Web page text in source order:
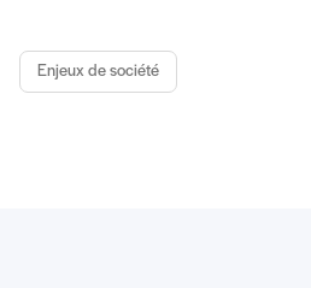
Enjeux de société